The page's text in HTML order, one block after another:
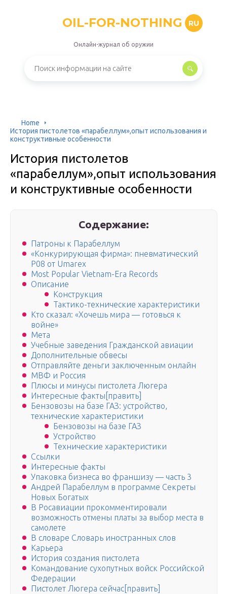
OIL-FOR-NOTHING RU
Онлайн-журнал об оружии
Home
История пистолетов «парабеллум»,опыт использования и
конструктивные особенности
История пистолетов
«парабеллум»,опыт использования
и конструктивные особенности
Содержание:
Патроны к Парабеллум
«Конкурирующая фирма»: пневматический
P08 от Umarex
Most Popular Vietnam-Era Records
Описание
Конструкция
Тактико-технические характеристики
Кто сказал: «Хочешь мира — готовься к
войне»
Мета
Учебные заведения Гражданской авиации
Дополнительные обвесы
Отправляйте деньги заключенным онлайн
МВФ и Россия
Плюсы и минусы пистолета Люгера
Интересные факты[править]
Бензовозы на базе ГАЗ: устройство,
технические характеристики
Бензовозы на базе ГАЗ
Устройство
Технические характеристики
Ссылки
Интересные факты
Упаковка бизнеса во франшизу — часть 3
Андрей Парабеллум в программе Секреты
Новых Богатых
В Росавиации прокомментировали
возможность отмены платы за выбор места в
самолете
В словаре Словарь иностранных слов
Карьера
История создания пистолета
Командование сухопутных войск Российской
Федерации
Пистолет Люгера сейчас[править]